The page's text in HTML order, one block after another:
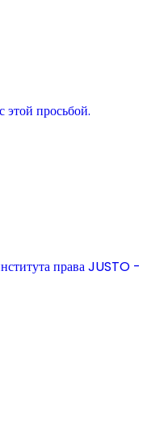
этой просьбой.
права JUSTO -